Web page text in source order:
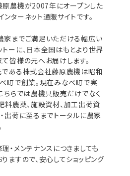
原農機が2007年にオープンした
ターネット通販サイトです。
家までご満足いただける幅広い
ーに、日本全国はもとより世界
皆様の元へお届けします。
である株式会社藤原農機は昭和
町で創業。現在みなべ町で実
ちらでは農機具販売だけでなく
料農薬、施設資材、加工出荷資
出荷に至るまでトータルに農家
・メンテナンスにつきましても
ますので、安心してショッピング